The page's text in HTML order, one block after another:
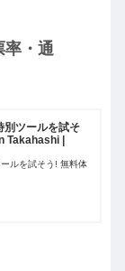
率・通
別ツールを試そ
Takahashi |
ルを試そう! 無料体